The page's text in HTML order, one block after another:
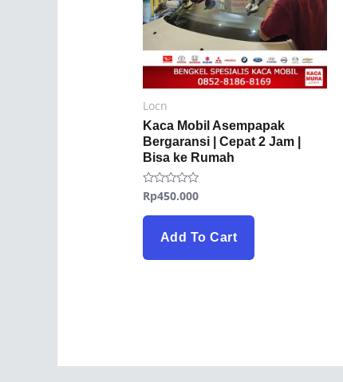
Locn
Kaca Mobil Asempapak
Bergaransi | Cepat 2 Jam |
Bisa ke Rumah
Rated
0
out
Rp450.000
Add To Cart